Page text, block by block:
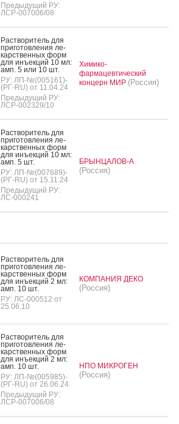
Предыдущий РУ:
ЛСР-007006/08
Рас­тво­ритель для
при­готов­ле­ния ле­
карс­твен­ных форм
для инъ­ек­ций 10 мл:
амп. 5 или 10 шт.
РУ: ЛП-№(005161)-
(РГ-RU) от 11.04.24
Предыдущий РУ:
ЛСР-002329/10
Химико-
фармацевтический
концерн МИР (Россия)
Рас­тво­ритель для
при­готов­ле­ния ле­
карс­твен­ных форм
для инъ­ек­ций 10 мл:
амп. 5 шт.
РУ: ЛП-№(007689)-
(РГ-RU) от 15.11.24
Предыдущий РУ:
ЛС-000241
БРЫНЦАЛОВ-А
(Россия)
Рас­тво­ритель для
при­готов­ле­ния ле­
карс­твен­ных форм
для инъ­ек­ций 2 мл:
амп. 10 шт.
РУ: ЛС-000512 от
25.06.10
КОМПАНИЯ ДЕКО
(Россия)
Рас­тво­ритель для
при­готов­ле­ния ле­
карс­твен­ных форм
для инъ­ек­ций 2 мл:
амп. 10 шт.
РУ: ЛП-№(005985)-
(РГ-RU) от 26.06.24
Предыдущий РУ:
ЛСР-007006/08
НПО МИКРОГЕН
(Россия)